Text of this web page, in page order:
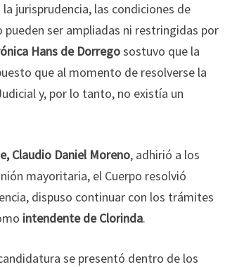
jurisprudencia, las condiciones de
ser ampliadas ni restringidas por
Hans de Dorregosostuvo que la
que al momento de resolverse la
y, por lo tanto, no existía un
Claudio Daniel Moreno, adhirió a los
mayoritaria, el Cuerpo resolvió
dispuso continuar con los trámites
intendente de Clorinda.
se presentó dentro de los